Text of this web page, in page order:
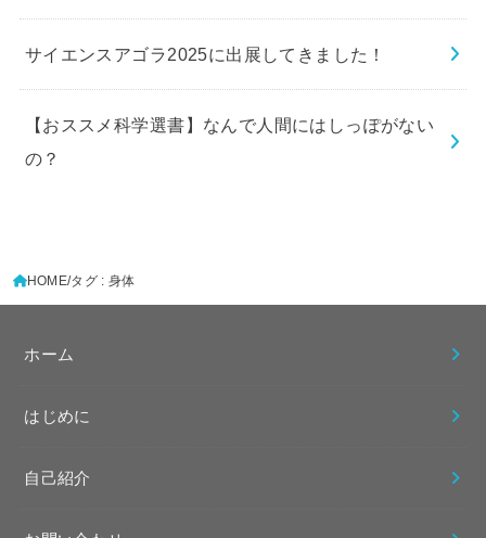
サイエンスアゴラ2025に出展してきました！
【おススメ科学選書】なんで人間にはしっぽがない
の？
HOME タグ : 身体
ホーム
はじめに
自己紹介